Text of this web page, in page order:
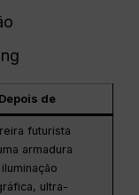
Depois de
futurista
armadura
ultra-